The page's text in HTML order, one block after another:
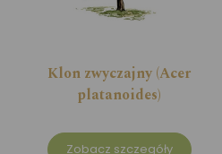
Klon zwyczajny (Acer
platanoides)
Zobacz szczegóły